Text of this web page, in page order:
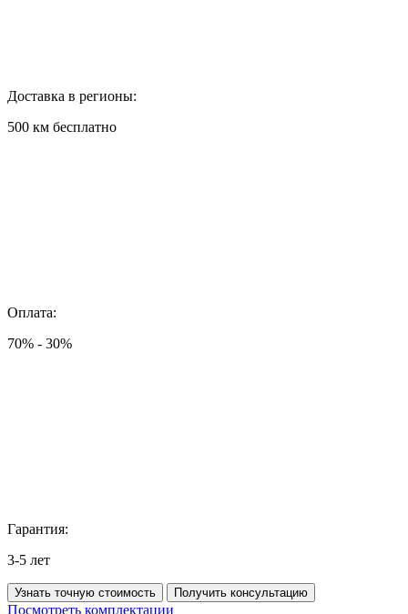
Доставка в регионы:
500 км бесплатно
Оплата:
70% - 30%
Гарантия:
3-5 лет
Узнать точную стоимость Получить консультацию
Посмотреть комплектации